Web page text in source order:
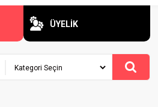
ÜYELİK